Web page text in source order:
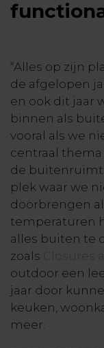
“Alles op zijn
de afgelopen
en ook dit jaar
binnen als
vooral als we
centraal
de
plek waar we
doorbrengen
temperaturen
alles buiten te
zoals
Closures
outdoor een
jaar door
keuken,
meer.